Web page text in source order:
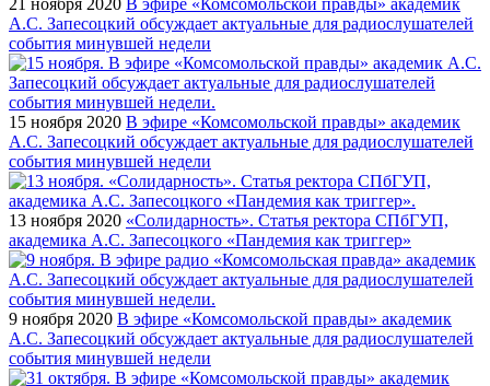
А.С. Запесоцкий обсуждает актуальные для радиослушателей
события минувшей недели
15 ноября 2020 В эфире «Комсомольской правды» академик
А.С. Запесоцкий обсуждает актуальные для радиослушателей
события минувшей недели
13 ноября 2020 «Солидарность». Статья ректора СПбГУП,
академика А.С. Запесоцкого «Пандемия как триггер»
9 ноября 2020 В эфире «Комсомольской правды» академик
А.С. Запесоцкий обсуждает актуальные для радиослушателей
события минувшей недели